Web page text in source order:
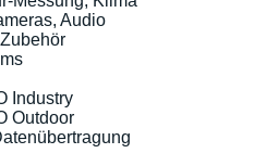
Audio
Industry
Outdoor